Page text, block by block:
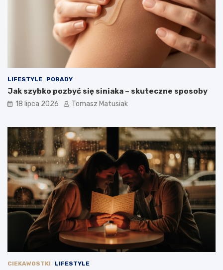
LIFESTYLE PORADY
Jak szybko pozbyć się siniaka – skuteczne sposoby
18 lipca 2026 Tomasz Matusiak
CIEKAWOSTKI LIFESTYLE